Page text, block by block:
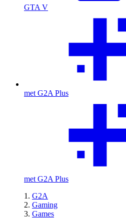
GTA V
met G2A Plus
met G2A Plus
G2A
Gaming
Games